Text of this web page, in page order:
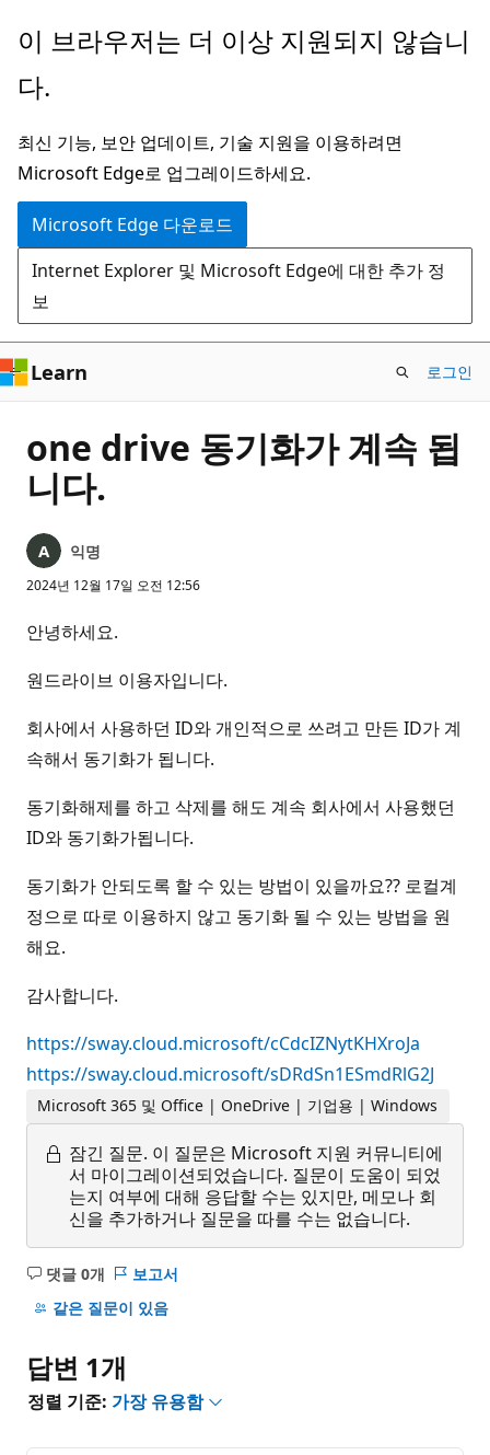
주
콘
츠
로
건
너
뛰
기
이 브라우저는 더 이상 지원되지 않습니
다.
최신 기능, 보안 업데이트, 기술 지원을 이용하려면
Microsoft Edge로 업그레이드하세요.
Microsoft Edge 다운로드
Internet Explorer 및 Microsoft Edge에 대한 추가 정
보
Learn 로그인
one drive 동기화가 계속 됩
니다.
익명
2024년 12월 17일 오전 12:56
안녕하세요.
원드라이브 이용자입니다.
회사에서 사용하던 ID와 개인적으로 쓰려고 만든 ID가 계
속해서 동기화가 됩니다.
동기화해제를 하고 삭제를 해도 계속 회사에서 사용했던
ID와 동기화가됩니다.
동기화가 안되도록 할 수 있는 방법이 있을까요?? 로컬계
정으로 따로 이용하지 않고 동기화 될 수 있는 방법을 원
해요.
감사합니다.
https://sway.cloud.microsoft/cCdcIZNytKHXroJa
https://sway.cloud.microsoft/sDRdSn1ESmdRlG2J
Microsoft 365 및 Office | OneDrive | 기업용 | Windows
잠긴 질문. 이 질문은 Microsoft 지원 커뮤니티에
서 마이그레이션되었습니다. 질문이 도움이 되었
는지 여부에 대해 응답할 수는 있지만, 메모나 회
신을 추가하거나 질문을 따를 수는 없습니다.
댓글 0개
설
명
음
보고서
같은 질문이 있음
답변 1개
정렬 기준: 가장 유용함